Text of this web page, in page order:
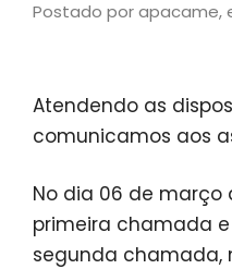
Postado por apacame,
Atendendo as
comunicamos aos
No dia 06 de março
primeira chamada e
segunda chamada,